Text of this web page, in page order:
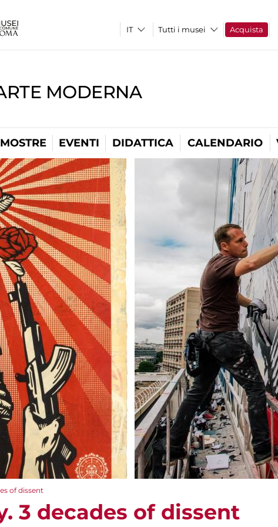
Tutti i musei Acquista
MODERNA
MOSTRE EVENTI DIDATTICA CALENDARIO
of dissent
3 decades of dissent